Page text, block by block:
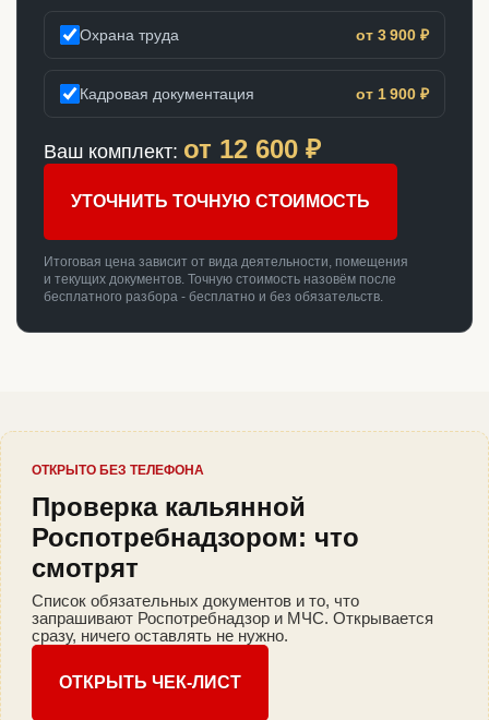
Охрана труда от 3 900 ₽
Кадровая документация от 1 900 ₽
Ваш комплект: от 12 600 ₽
УТОЧНИТЬ ТОЧНУЮ СТОИМОСТЬ
Итоговая цена зависит от вида деятельности, помещения
и текущих документов. Точную стоимость назовём после
бесплатного разбора - бесплатно и без обязательств.
ОТКРЫТО БЕЗ ТЕЛЕФОНА
Проверка кальянной
Роспотребнадзором: что
смотрят
Список обязательных документов и то, что
запрашивают Роспотребнадзор и МЧС. Открывается
сразу, ничего оставлять не нужно.
ОТКРЫТЬ ЧЕК-ЛИСТ